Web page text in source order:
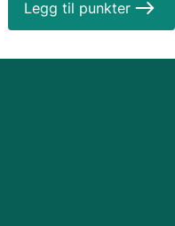
Legg til punkter